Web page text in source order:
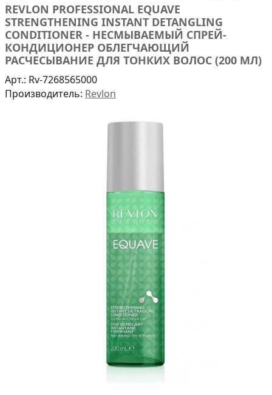
REVLON PROFESSIONAL EQUAVE
STRENGTHENING INSTANT DETANGLING
CONDITIONER - НЕСМЫВАЕМЫЙ СПРЕЙ-
КОНДИЦИОНЕР ОБЛЕГЧАЮЩИЙ
РАСЧЕСЫВАНИЕ ДЛЯ ТОНКИХ ВОЛОС (200 МЛ)
Арт.: Rv-7268565000
Производитель: Revlon